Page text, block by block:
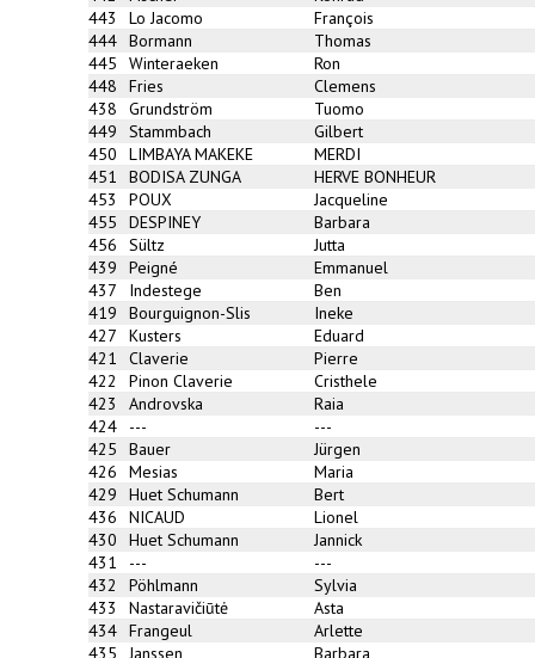
443
Lo Jacomo
François
444 Bormann
Thomas
445
Winteraeken
Ron
448
Fries
Clemens
438
Grundström
Tuomo
449
Stammbach
Gilbert
450
LIMBAYA MAKEKE
MERDI
451
BODISA ZUNGA
HERVE BONHEUR
453
POUX
Jacqueline
455
DESPINEY
Barbara
456
Sültz
Jutta
439
Peigné
Emmanuel
437
Indestege
Ben
419
Bourguignon-Slis
Ineke
427
Kusters
Eduard
421
Claverie
Pierre
422
Pinon Claverie
Cristhele
423
Androvska
Raia
424
---
---
425
Bauer
Jürgen
426
Mesias
Maria
429
Huet Schumann
Bert
436
NICAUD
Lionel
430
Huet Schumann
Jannick
431
---
---
432
Pöhlmann
Sylvia
433
Nastaravičiūtė
Asta
434 Frangeul
Arlette
435
Janssen
Barbara